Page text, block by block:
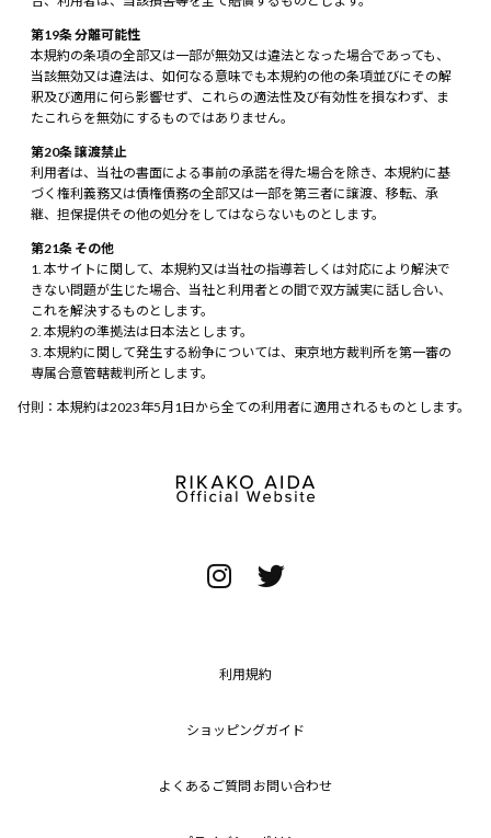
第19条 分離可能性
本規約の条項の全部又は一部が無効又は違法となった場合であっても、
当該無効又は違法は、如何なる意味でも本規約の他の条項並びにその解
釈及び適用に何ら影響せず、これらの適法性及び有効性を損なわず、ま
たこれらを無効にするものではありません。
第20条 譲渡禁止
利用者は、当社の書面による事前の承諾を得た場合を除き、本規約に基
づく権利義務又は債権債務の全部又は一部を第三者に譲渡、移転、承
継、担保提供その他の処分をしてはならないものとします。
第21条 その他
本サイトに関して、本規約又は当社の指導若しくは対応により解決で
きない問題が生じた場合、当社と利用者との間で双方誠実に話し合い、
これを解決するものとします。
本規約の準拠法は日本法とします。
本規約に関して発生する紛争については、東京地方裁判所を第一審の
専属合意管轄裁判所とします。
付則：本規約は2023年5月1日から全ての利用者に適用されるものとします。
利用規約
ショッピングガイド
よくあるご質問 お問い合わせ